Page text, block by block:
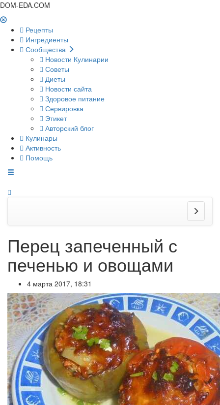
DOM-EDA.COM
Рецепты
Ингредиенты
Сообщества
Новости Кулинарии
Советы
Диеты
Новости сайта
Здоровое питание
Сервировка
Этикет
Авторский блог
Кулинары
Активность
Помощь
Перец запеченный с
печенью и овощами
4 марта 2017, 18:31